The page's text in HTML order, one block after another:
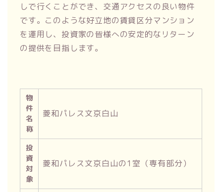
しで行くことができ、交通アクセスの良い物件
です。このような好立地の賃貸区分マンション
を運用し、投資家の皆様への安定的なリターン
の提供を目指します。
物
件
名
称
菱和パレス文京白山
投
資
対
象
菱和パレス文京白山の1室（専有部分）